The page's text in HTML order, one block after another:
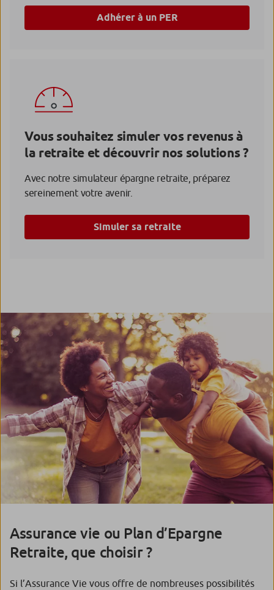
Adhérer à un PER
Vous souhaitez simuler vos revenus à
la retraite et découvrir nos solutions ?
Avec notre simulateur épargne retraite, préparez
sereinement votre avenir.
Simuler sa retraite
Assurance vie ou Plan d’Epargne
Retraite, que choisir ?
Si l’Assurance Vie vous offre de nombreuses possibilités